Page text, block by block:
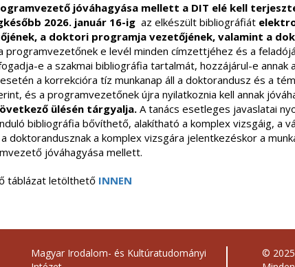
jóváhagyása mellett a DIT elé kell
2026. január 16-ig az elkészült bibliográfiát
a doktori programja vezetőjének, valamint a
programvezetőnek e levél minden címzettjéhez és a
e a szakmai bibliográfia tartalmát, hozzájárul-e
a korrekcióra tíz munkanap áll a doktorandusz és a
és a programvezetőnek újra nyilatkoznia kell annak
ülésén tárgyalja.A tanács esetleges javaslatai
bibliográfia bővíthető, alakítható a komplex vizsgáig, a
doktorandusznak a komplex vizsgára jelentkezéskor a
jóváhagyása mellett.
táblázat letölthető INNEN
Magyar Irodalom- és Kultúratudományi
©